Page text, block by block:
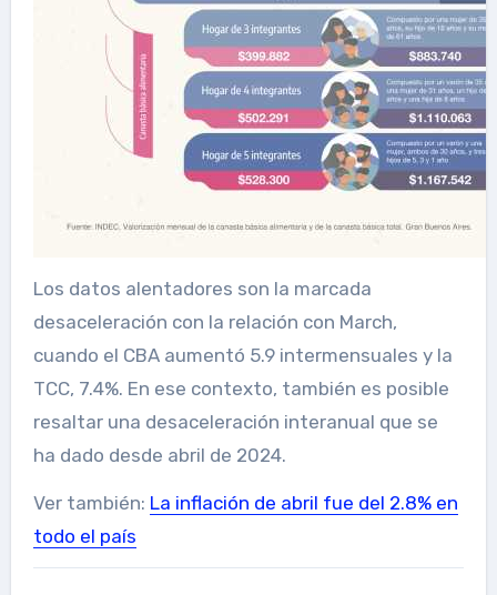
Los datos alentadores son la marcada
desaceleración con la relación con March,
cuando el CBA aumentó 5.9 intermensuales y la
TCC, 7.4%. En ese contexto, también es posible
resaltar una desaceleración interanual que se
ha dado desde abril de 2024.
Ver también: La inflación de abril fue del 2.8% en
todo el país